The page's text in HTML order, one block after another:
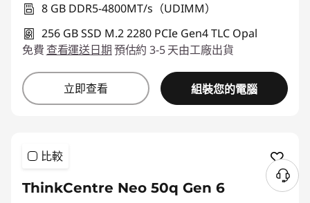
8 GB DDR5-4800MT/s（UDIMM）
256 GB SSD M.2 2280 PCIe Gen4 TLC Opal
免費 查看運送日期預估約 3-5 天由工廠出貨
立即查看 組裝您的電腦
比較
ThinkCentre Neo 50q Gen 6